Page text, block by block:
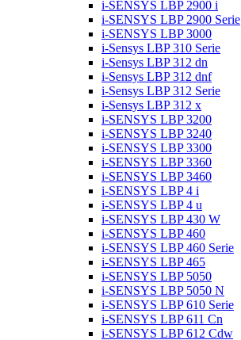
i-SENSYS LBP 2900 i
i-SENSYS LBP 2900 Serie
i-SENSYS LBP 3000
i-Sensys LBP 310 Serie
i-Sensys LBP 312 dn
i-Sensys LBP 312 dnf
i-Sensys LBP 312 Serie
i-Sensys LBP 312 x
i-SENSYS LBP 3200
i-SENSYS LBP 3240
i-SENSYS LBP 3300
i-SENSYS LBP 3360
i-SENSYS LBP 3460
i-SENSYS LBP 4 i
i-SENSYS LBP 4 u
i-SENSYS LBP 430 W
i-SENSYS LBP 460
i-SENSYS LBP 460 Serie
i-SENSYS LBP 465
i-SENSYS LBP 5050
i-SENSYS LBP 5050 N
i-SENSYS LBP 610 Serie
i-SENSYS LBP 611 Cn
i-SENSYS LBP 612 Cdw